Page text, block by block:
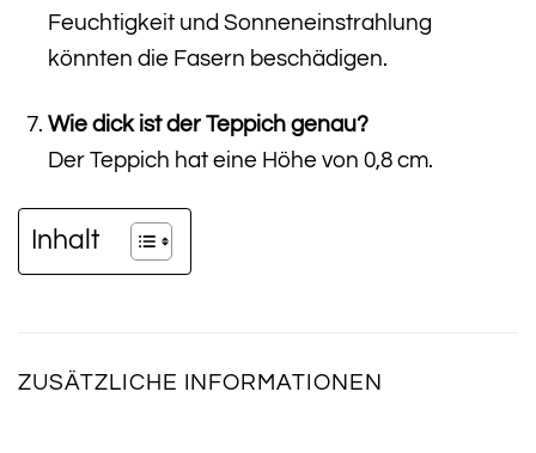
Feuchtigkeit und Sonneneinstrahlung
könnten die Fasern beschädigen.
Wie dick ist der Teppich genau?
Der Teppich hat eine Höhe von 0,8 cm.
Inhalt
ZUSÄTZLICHE INFORMATIONEN